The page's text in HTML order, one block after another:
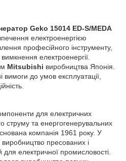
Geko 15014 ED-S/MEDA
електроенергією
професійного інструменту,
електроенергії.
Mitsubishi виробництва Японія.
вимоги до умов експлуатації,
для електричних
струму та енергогенерувальних
компанія 1961 року. У
пресованих і
для електричної промисловості.